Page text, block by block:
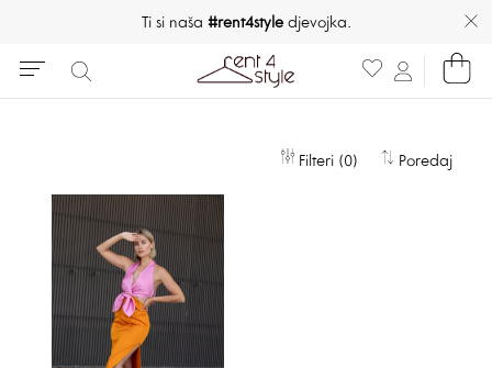
Ti si naša #rent4styledjevojka.
Filteri (0) Poredaj